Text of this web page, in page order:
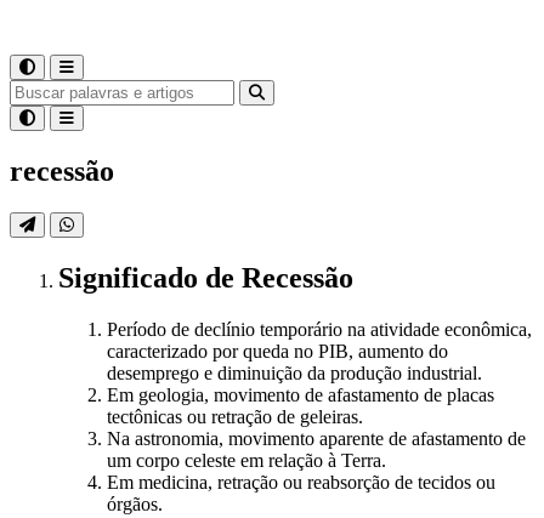
recessão
Significado de Recessão
Período de declínio temporário na atividade econômica,
caracterizado por queda no PIB, aumento do
desemprego e diminuição da produção industrial.
Em geologia, movimento de afastamento de placas
tectônicas ou retração de geleiras.
Na astronomia, movimento aparente de afastamento de
um corpo celeste em relação à Terra.
Em medicina, retração ou reabsorção de tecidos ou
órgãos.